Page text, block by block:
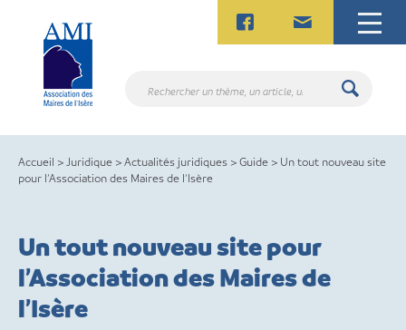
content
Rechercher
article,
un
Accueil > Juridique >Actualités juridiques >Guide > Un tout nouveau site
pour l’Association des Maires de l’Isère
Un tout nouveau site pour
l’Association des Maires de
l’Isère